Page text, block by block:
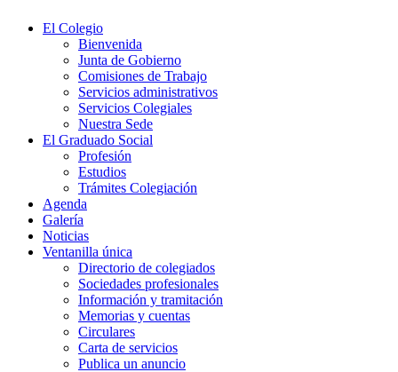
El Colegio
Bienvenida
Junta de Gobierno
Comisiones de Trabajo
Servicios administrativos
Servicios Colegiales
Nuestra Sede
El Graduado Social
Profesión
Estudios
Trámites Colegiación
Agenda
Galería
Noticias
Ventanilla única
Directorio de colegiados
Sociedades profesionales
Información y tramitación
Memorias y cuentas
Circulares
Carta de servicios
Publica un anuncio